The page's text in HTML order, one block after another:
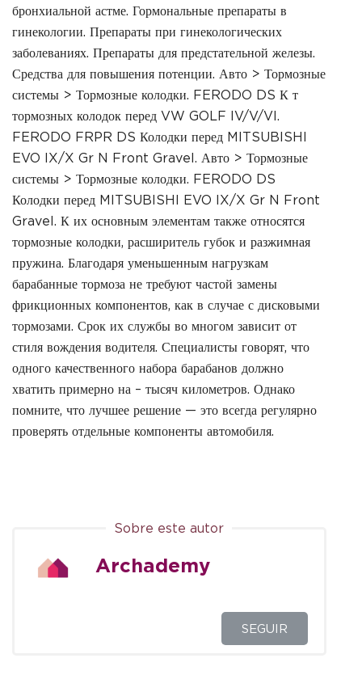
бронхиальной астме. Гормональные препараты в
гинекологии. Препараты при гинекологических
заболеваниях. Препараты для предстательной железы.
Средства для повышения потенции. Авто > Тормозные
системы > Тормозные колодки. FERODO DS К т
тормозных колодок перед VW GOLF IV/V/VI.
FERODO FRPR DS Колодки перед MITSUBISHI
EVO IX/X Gr N Front Gravel. Авто > Тормозные
системы > Тормозные колодки. FERODO DS
Колодки перед MITSUBISHI EVO IX/X Gr N Front
Gravel. К их основным элементам также относятся
тормозные колодки, расширитель губок и разжимная
пружина. Благодаря уменьшенным нагрузкам
барабанные тормоза не требуют частой замены
фрикционных компонентов, как в случае с дисковыми
тормозами. Срок их службы во многом зависит от
стиля вождения водителя. Специалисты говорят, что
одного качественного набора барабанов должно
хватить примерно на – тысяч километров. Однако
помните, что лучшее решение — это всегда регулярно
проверять отдельные компоненты автомобиля.
Sobre este autor
Archademy
SEGUIR